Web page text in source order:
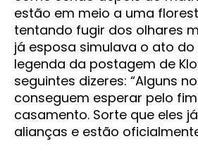
estão em meio a uma
tentando fugir dos olhares
já esposa simulava o ato do
legenda da postagem de
seguintes dizeres: “Alguns
conseguem esperar pelo
casamento. Sorte que eles
alianças e estão